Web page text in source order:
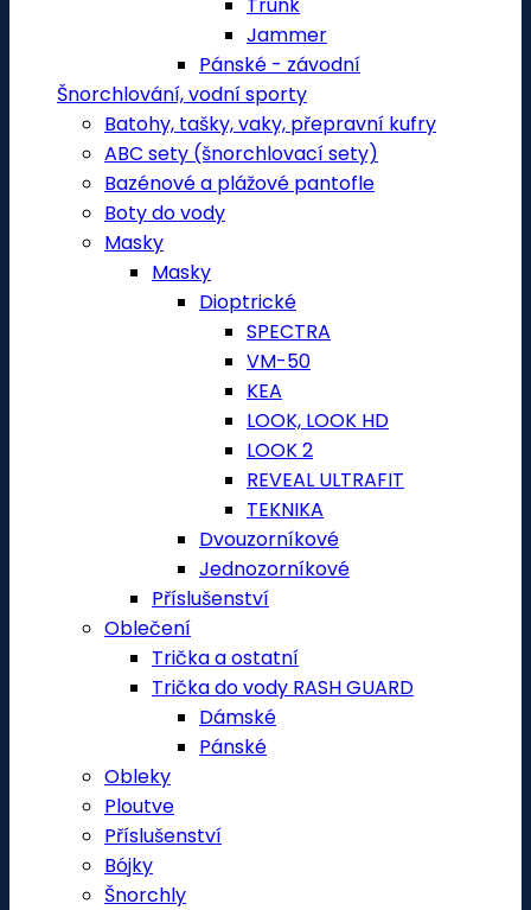
Jammer
Pánské - závodní
Šnorchlování, vodní sporty
Batohy, tašky, vaky, přepravní kufry
ABC sety (šnorchlovací sety)
Bazénové a plážové pantofle
Boty do vody
Masky
Masky
Dioptrické
SPECTRA
VM-50
KEA
LOOK, LOOK HD
LOOK 2
REVEAL ULTRAFIT
TEKNIKA
Dvouzorníkové
Jednozorníkové
Příslušenství
Oblečení
Trička a ostatní
Trička do vody RASH GUARD
Dámské
Pánské
Obleky
Ploutve
Příslušenství
Bójky
Šnorchly